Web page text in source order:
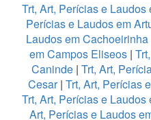
Trt, Art, Perícias e
Perícias e Laudos em
Laudos em Cachoeirinha
em Campos Eliseos |
Caninde | Trt, Art,
Cesar| Trt, Art, Perícias
Trt, Art, Perícias e
Art, Perícias e Laudos